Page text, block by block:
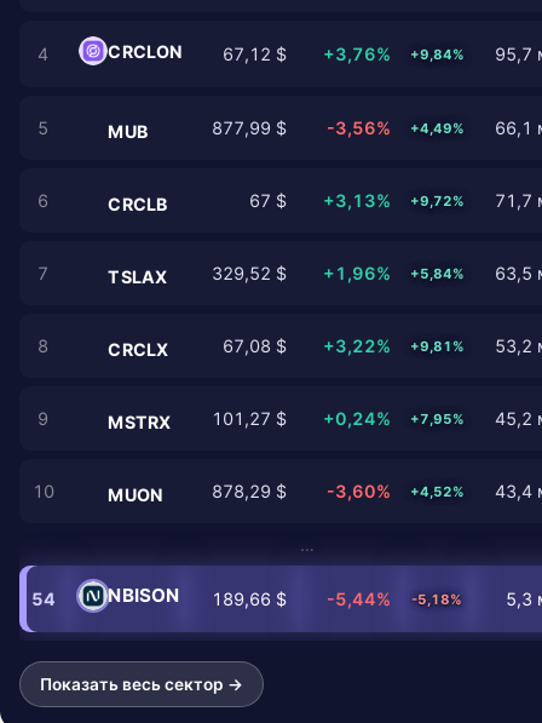
4 CRCLON 67,12 $ +3,76% +9,84% 95,7
5 MUB 877,99 $ -3,56% +4,49% 66,1
6 CRCLB 67 $ +3,13% +9,72% 71,7
7 TSLAX 329,52 $ +1,96% +5,84% 63,5
8 CRCLX 67,08 $ +3,22% +9,81% 53,2
9 MSTRX 101,27 $ +0,24% +7,95% 45,2
10 MUON 878,29 $ -3,60% +4,52% 43,4
…
54 NBISON 189,66 $ -5,44% -5,18% 5,3
Показать весь сектор →